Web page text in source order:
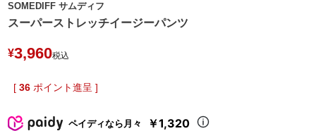
SOMEDIFF サムディフ
スーパーストレッチイージーパンツ
¥3,960税込
[ 36 ポイント進呈 ]
ペイディなら月々 ￥1,320